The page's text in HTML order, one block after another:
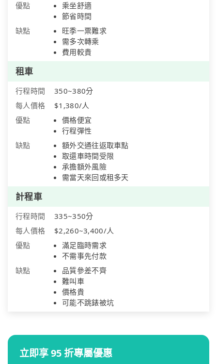
優點
乘坐舒適
節省時間
缺點
旺季一票難求
需多次轉乘
費用較貴
租車
行程時間
350~380分
每人價格
$1,380/人
優點
價格便宜
行程彈性
缺點
額外交通往返取車點
取還車時間受限
承擔額外風險
需當天來回或租多天
計程車
行程時間
335~350分
每人價格
$2,260~3,400/人
優點
滿足臨時需求
不需事先付款
缺點
品質參差不齊
難叫車
價格貴
可能不跳錶被坑
立即享 95 折專屬優惠